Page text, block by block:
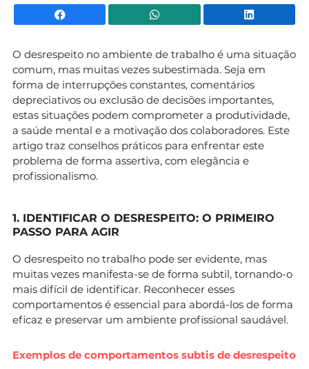
Facebook WhatsApp
O desrespeito no ambiente de trabalho é uma situação
comum, mas muitas vezes subestimada. Seja em
forma de interrupções constantes, comentários
depreciativos ou exclusão de decisões importantes,
estas situações podem comprometer a produtividade,
a saúde mental e a motivação dos colaboradores. Este
artigo traz conselhos práticos para enfrentar este
problema de forma assertiva, com elegância e
profissionalismo.
1. IDENTIFICAR O DESRESPEITO: O PRIMEIRO
PASSO PARA AGIR
O desrespeito no trabalho pode ser evidente, mas
muitas vezes manifesta-se de forma subtil, tornando-o
mais difícil de identificar. Reconhecer esses
comportamentos é essencial para abordá-los de forma
eficaz e preservar um ambiente profissional saudável.
Exemplos de comportamentos subtis de desrespeito